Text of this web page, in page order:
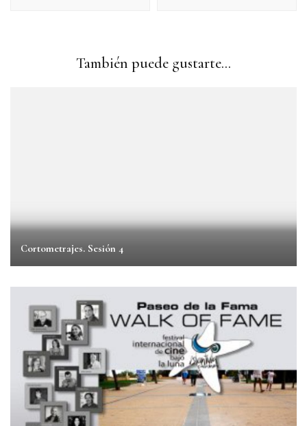
También puede gustarte...
Cortometrajes. Sesión 4